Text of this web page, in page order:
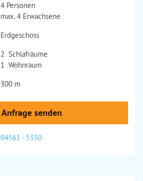
4 Personen
max. 4 Erwachsene
Erdgeschoss
2 Schlafräume
1 Wohnraum
300 m
Anfrage senden
04561 - 5350